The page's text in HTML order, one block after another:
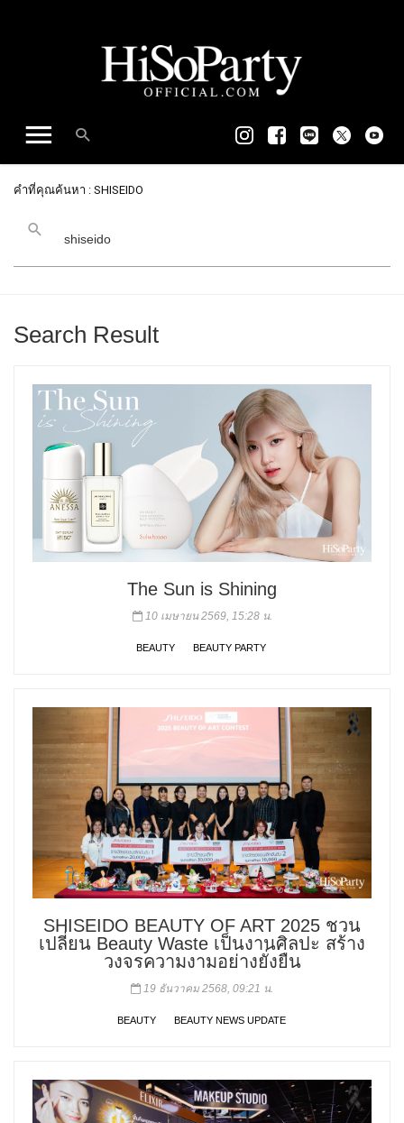
คำที่คุณค้นหา : SHISEIDO
Search Result
The Sun is Shining
10 เมษายน 2569, 15:28 น.
BEAUTY BEAUTY PARTY
SHISEIDO BEAUTY OF ART 2025 ชวน
เปลี่ยน Beauty Waste เป็นงานศิลปะ สร้าง
วงจรความงามอย่างยั่งยืน
19 ธันวาคม 2568, 09:21 น.
BEAUTY BEAUTY NEWS UPDATE